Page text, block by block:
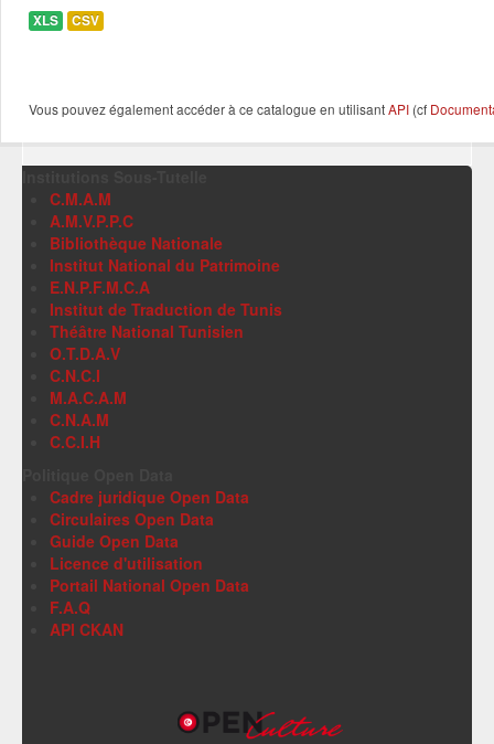
XLS CSV
Vous pouvez également accéder à ce catalogue en utilisantAPI (cf
C.M.A.M
A.M.V.P.P.C
Bibliothèque Nationale
Institut National du Patrimoine
E.N.P.F.M.C.A
Institut de Traduction de Tunis
Théâtre National Tunisien
O.T.D.A.V
C.N.C.I
M.A.C.A.M
C.N.A.M
C.C.I.H
Cadre juridique Open Data
Circulaires Open Data
Guide Open Data
Licence d'utilisation
Portail National Open Data
F.A.Q
API CKAN